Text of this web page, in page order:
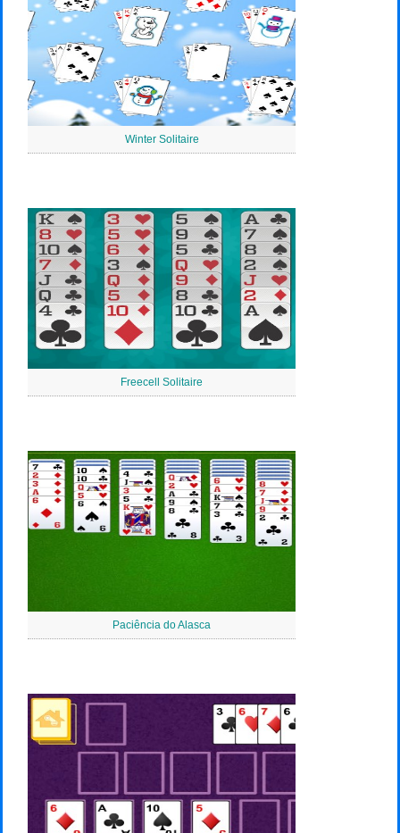
Winter Solitaire
Freecell Solitaire
Paciência do Alasca